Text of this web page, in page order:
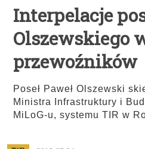
Interpelacje
Olszewskiego
przewoźników
Poseł Paweł Olszewski
Ministra Infrastruktury i
MiLoG-u, systemu TIR w